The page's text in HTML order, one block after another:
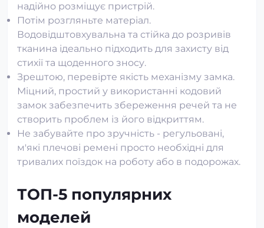
надійно розміщує пристрій.
Потім розгляньте матеріал.
Водовідштовхувальна та стійка до розривів
тканина ідеально підходить для захисту від
стихії та щоденного зносу.
Зрештою, перевірте якість механізму замка.
Міцний, простий у використанні кодовий
замок забезпечить збереження речей та не
створить проблем із його відкриттям.
Не забувайте про зручність - регульовані,
м'які плечові ремені просто необхідні для
тривалих поїздок на роботу або в подорожах.
ТОП-5 популярних
моделей